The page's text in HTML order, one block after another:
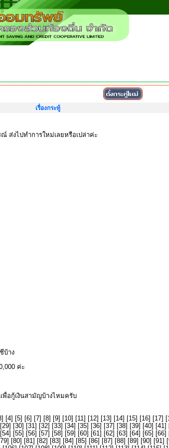
เรื่องกระทู้
ส่งไปทำการใหม่เลยหรือเปล่าค่ะ
บ้าง
ค่ะ
พื่อกู้เงินสามัญบ้างไหมครับ
] [4] [5] [6] [7] [8] [9] [10] [11] [12] [13] [14] [15] [16] [17] [
29] [30] [31] [32] [33] [34] [35] [36] [37] [38] [39] [40] [41]
54] [55] [56] [57] [58] [59] [60] [61] [62] [63] [64] [65] [66]
79] [80] [81] [82] [83] [84] [85] [86] [87] [88] [89] [90] [91] [